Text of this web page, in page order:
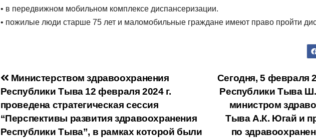
• в передвижном мобильном комплексе диспансеризации.
• пожилые люди старше 75 лет и маломобильные граждане имеют право пройти
Навигация
по
записям
Сегодня, 5 февраля
Республики Тыва
министром
Тыва А.К. Югай и
по
Министерством здравоохранения
Республики Тыва 12 февраля 2024 г.
проведена стратегическая сессия
“Перспективы развития здравоохранения
Республики Тыва”, в рамках которой были